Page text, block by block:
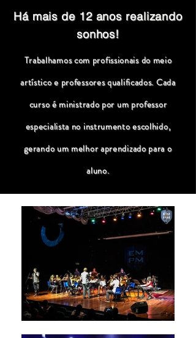
Há mais de 12 anos realizando
sonhos!
Trabalhamos com profissionais do meio
artístico e professores qualificados. Cada
curso é ministrado por um professor
especialista no instrumento escolhido,
gerando um melhor aprendizado para o
aluno.